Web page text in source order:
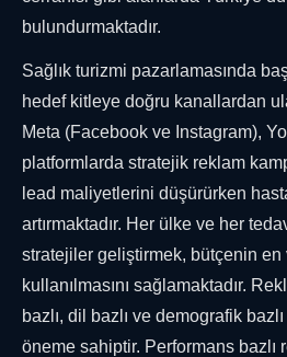
bulundurmaktadır.
Sağlık turizmi pazarlamasında
hedef kitleye doğru kanallardan
Meta (Facebook ve Instagram),
platformlarda stratejik reklam
lead maliyetlerini düşürürken
artırmaktadır. Her ülke ve her
stratejiler geliştirmek, bütçenin
kullanılmasını sağlamaktadır.
bazlı, dil bazlı ve demografik
öneme sahiptir. Performans bazlı